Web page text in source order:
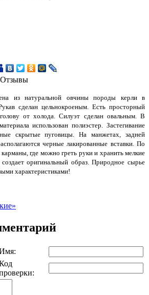
Отзывы
из натуральной овчины породы керли в
сделан цельнокроеным. Есть просторный
от холода. Силуэт сделан овальным. В
использован полиэстер. Застегивание
скрытые пуговицы. На манжетах, задней
черные лакированные вставки. По
где можно греть руки и хранить мелкие
оригинальный образ. Природное сырье
характеристиками!